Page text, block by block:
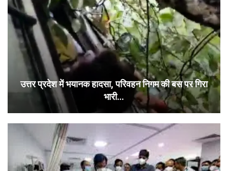
उत्तर प्रदेश में भयानक हादसा, परिवहन निगम की बस पर गिरा
भारी…